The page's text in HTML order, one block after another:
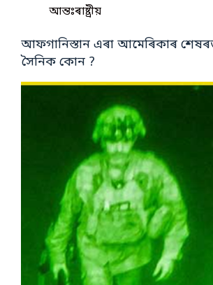
আন্তঃৰাষ্ট্ৰীয়
আফগানিস্তান এৰা আমেৰিকাৰ
সৈনিক কোন ?